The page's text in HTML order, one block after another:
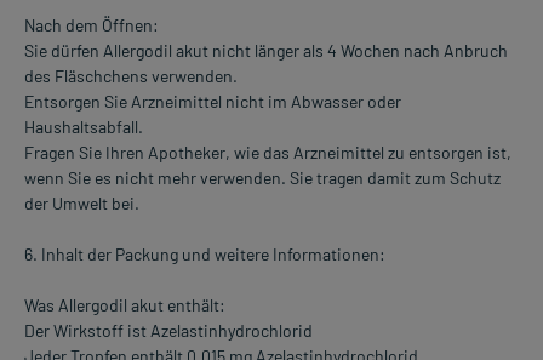
Nach dem Öffnen:
Sie dürfen Allergodil akut nicht länger als 4 Wochen nach Anbruch
des Fläschchens verwenden.
Entsorgen Sie Arzneimittel nicht im Abwasser oder
Haushaltsabfall.
Fragen Sie Ihren Apotheker, wie das Arzneimittel zu entsorgen ist,
wenn Sie es nicht mehr verwenden. Sie tragen damit zum Schutz
der Umwelt bei.
6. Inhalt der Packung und weitere Informationen:
Was Allergodil akut enthält:
Der Wirkstoff ist Azelastinhydrochlorid
Jeder Tropfen enthält 0,015 mg Azelastinhydrochlorid.